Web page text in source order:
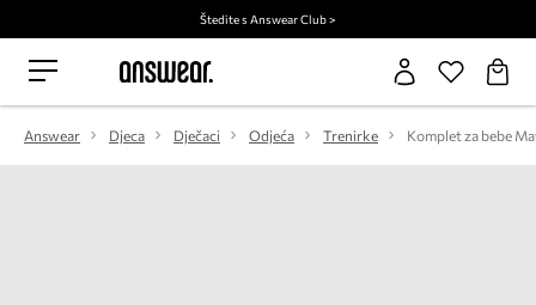
Štedite s Answear Club >
Answear Djeca Dječaci Odjeća Trenirke Komplet za bebe